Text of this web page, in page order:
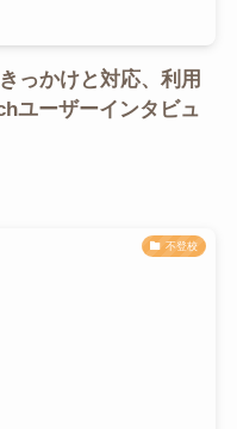
っかけと対応、利用
ユーザーインタビュ
不登校